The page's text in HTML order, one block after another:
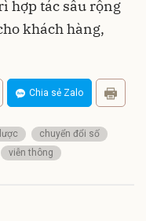
hợp tác sâu rộng
khách hàng,
Chia sẻ Zalo
chuyển đổi số
viễn thông